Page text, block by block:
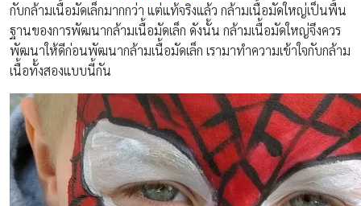
กับกล้ามเนื้อมัดเล็กมากกว่า แต่แท้จริงแล้ว กล้ามเนื้อมัดใหญ่เป็นพื้น
ฐานของการพัฒนากล้ามเนื้อมัดเล็ก ดังนั้น กล้ามเนื้อมัดใหญ่จึงควร
พัฒนาให้ดีก่อนพัฒนากล้ามเนื้อมัดเล็ก เรามาทำความเข้าใจกับกล้าม
เนื้อทั้งสองแบบนี้กัน